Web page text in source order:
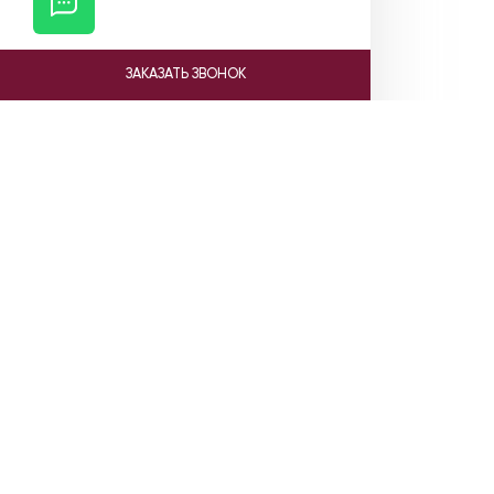
ЗАКАЗАТЬ ЗВОНОК